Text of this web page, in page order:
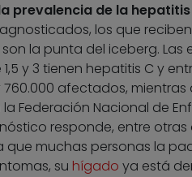
prevalencia de la hepatitis
los que
la punta del iceberg. Las
y 3 tienen hepatitis C y
760.000 afectados,
Federación Nacional de
responde, entre
que muchas personas la
su hígado ya está